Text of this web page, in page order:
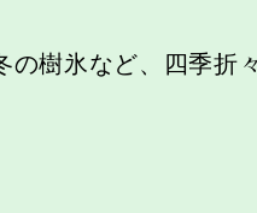
樹氷など、四季折